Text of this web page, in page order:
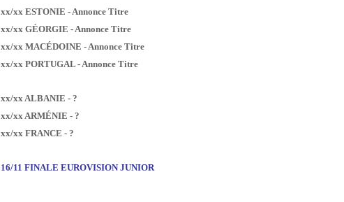
xx/xx ESTONIE - Annonce Titre
xx/xx GÉORGIE - Annonce Titre
xx/xx MACÉDOINE - Annonce Titre
xx/xx PORTUGAL - Annonce Titre
xx/xx ALBANIE - ?
xx/xx ARMÉNIE - ?
xx/xx FRANCE - ?
16/11 FINALE EUROVISION JUNIOR